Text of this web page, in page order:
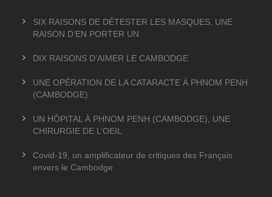
SIX RAISONS DE DÉTESTER LES MASQUES, UNE
RAISON D’EN PORTER UN
DIX RAISONS D’AIMER LE CAMBODGE
UNE OPÉRATION DE LA CATARACTE À PHNOM PENH
(CAMBODGE)
UN HÔPITAL À PHNOM PENH (CAMBODGE), UNE
CHIRURGIE DE L’OEIL
Covid-19, un amplificateur de critiques des Français
envers le Cambodge